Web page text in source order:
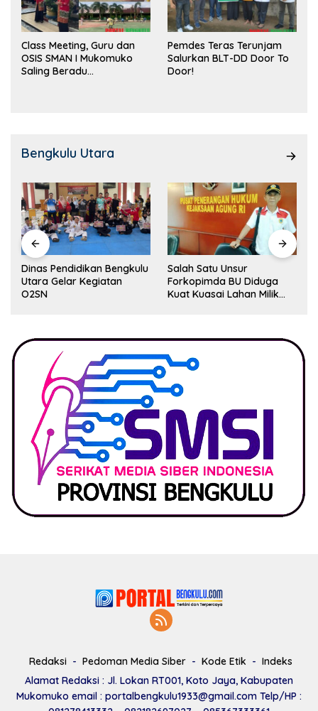
Class Meeting, Guru dan
OSIS SMAN I Mukomuko
Saling Beradu
Pemdes Teras Terunjam
Salurkan BLT-DD Door To
Door!
Bengkulu Utara
Dinas Pendidikan Bengkulu
Utara Gelar Kegiatan
O2SN
Salah Satu Unsur
Forkopimda BU Diduga
Kuat Kuasai Lahan Milik
Redaksi Pedoman Media Siber Kode Etik
Indeks
Alamat Redaksi : Jl. Lokan RT001, Koto Jaya, Kabupaten
Mukomuko email : portalbengkulu1933@gmail.com Telp/HP :